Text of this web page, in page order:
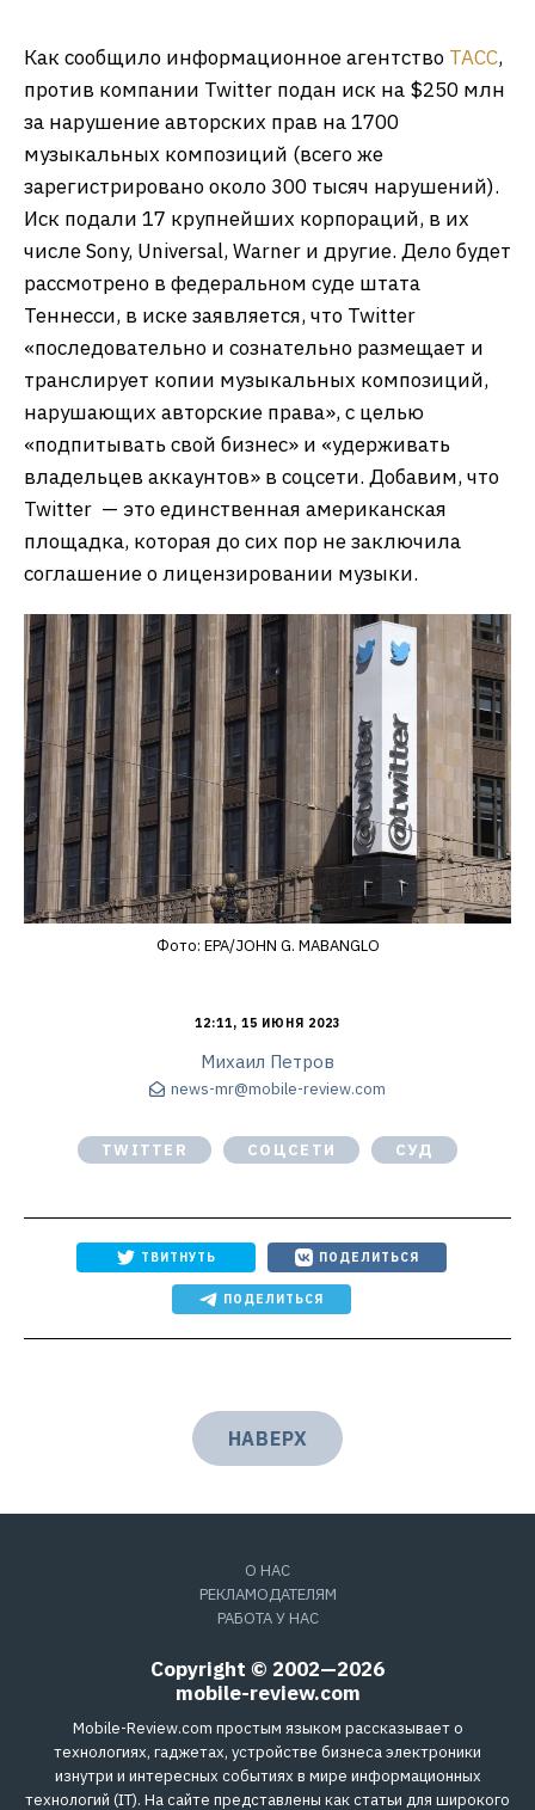
Как сообщило информационное агентство ТАСС,
против компании Twitter подан иск на $250 млн
за нарушение авторских прав на 1700
музыкальных композиций (всего же
зарегистрировано около 300 тысяч нарушений).
Иск подали 17 крупнейших корпораций, в их
числе Sony, Universal, Warner и другие. Дело будет
рассмотрено в федеральном суде штата
Теннесси, в иске заявляется, что Twitter
«последовательно и сознательно размещает и
транслирует копии музыкальных композиций,
нарушающих авторские права», с целью
«подпитывать свой бизнес» и «удерживать
владельцев аккаунтов» в соцсети. Добавим, что
Twitter — это единственная американская
площадка, которая до сих пор не заключила
соглашение о лицензировании музыки.
Фото: EPA/JOHN G. MABANGLO
12:11, 15 ИЮНЯ 2023
Михаил Петров
news-mr@mobile-review.com
TWITTER СОЦСЕТИ СУД
ТВИТНУТЬ ПОДЕЛИТЬСЯ
ПОДЕЛИТЬСЯ
НАВЕРХ
О НАС
РЕКЛАМОДАТЕЛЯМ
РАБОТА У НАС
Copyright © 2002—2026
mobile-review.com
Mobile-Review.com простым языком рассказывает о
технологиях, гаджетах, устройстве бизнеса электроники
изнутри и интересных событиях в мире информационных
технологий (IT). На сайте представлены как статьи для широкого